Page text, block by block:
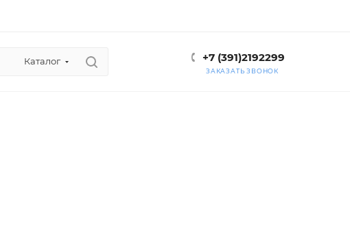
Каталог +7 (391)2192299
ЗАКАЗАТЬ ЗВОНОК